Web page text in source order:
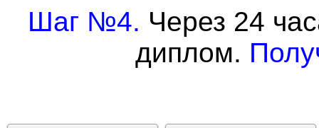
Шаг №4. Через 24
диплом.